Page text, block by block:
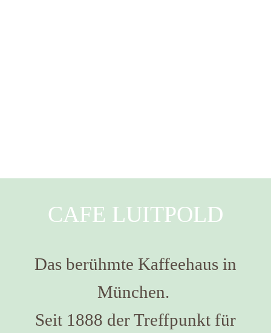
CAFE LUITPOLD
Das berühmte Kaffeehaus in
München.
Seit 1888 der Treffpunkt für